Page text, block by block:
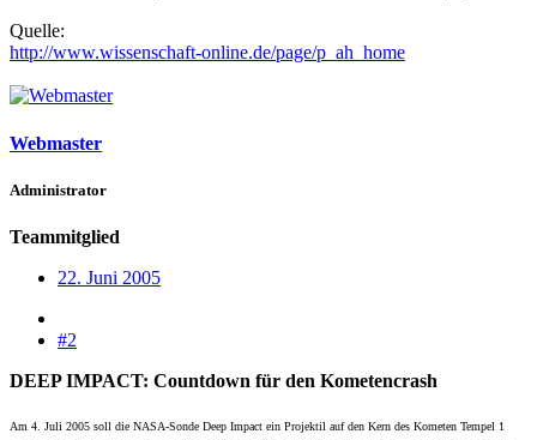
Quelle:
http://www.wissenschaft-online.de/page/p_ah_home
Webmaster
Administrator
Teammitglied
22. Juni 2005
#2
DEEP IMPACT: Countdown für den Kometencrash
Am 4. Juli 2005 soll die NASA-Sonde Deep Impact ein Projektil auf den Kern des Kometen Tempel 1